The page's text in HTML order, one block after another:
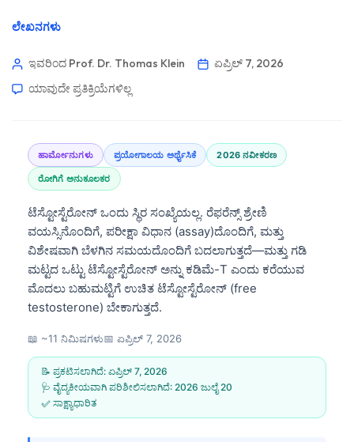
ಲೇಖನಗಳು
ಇವರಿಂದ Prof. Dr. Thomas Klein
ಏಪ್ರಿಲ್ 7, 2026
ಯಾವುದೇ ಪ್ರತಿಕ್ರಿಯೆಗಳಿಲ್ಲ
ಹಾರ್ಮೋನುಗಳು ಪ್ರಯೋಗಾಲಯ ಅರ್ಥೈಸಿಕೆ 2026 ನವೀಕರಣ
ರೋಗಿಗೆ ಅನುಕೂಲಕರ
ಟೆಸ್ಟೋಸ್ಟೆರೋನ್ ಒಂದು ಸ್ಥಿರ ಸಂಖ್ಯೆಯಲ್ಲ. ರೆಫರೆನ್ಸ್ ಶ್ರೇಣಿ
ವಯಸ್ಸಿನೊಂದಿಗೆ, ಪರೀಕ್ಷಾ ವಿಧಾನ (assay)ದೊಂದಿಗೆ, ಮತ್ತು
ವಿಶೇಷವಾಗಿ ಬೆಳಗಿನ ಸಮಯದೊಂದಿಗೆ ಬದಲಾಗುತ್ತದೆ—ಮತ್ತು ಗಡಿ
ಮಟ್ಟದ ಒಟ್ಟು ಟೆಸ್ಟೋಸ್ಟೆರೋನ್ ಅನ್ನು ಕಡಿಮೆ-T ಎಂದು ಕರೆಯುವ
ಮೊದಲು ಬಹುಮಟ್ಟಿಗೆ ಉಚಿತ ಟೆಸ್ಟೋಸ್ಟೆರೋನ್ (free
testosterone) ಬೇಕಾಗುತ್ತದೆ.
📖 ~11 ನಿಮಿಷಗಳು📅 ಏಪ್ರಿಲ್ 7, 2026
📝 ಪ್ರಕಟಿಸಲಾಗಿದೆ: ಏಪ್ರಿಲ್ 7, 2026
🩺 ವೈದ್ಯಕೀಯವಾಗಿ ಪರಿಶೀಲಿಸಲಾಗಿದೆ: 2026 ಜುಲೈ 20
✅ ಸಾಕ್ಷ್ಯಾಧಾರಿತ